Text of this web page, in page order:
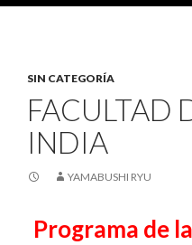
SIN CATEGORÍA
FACULTAD
INDIA
YAMABUSHI RYU
Programa de